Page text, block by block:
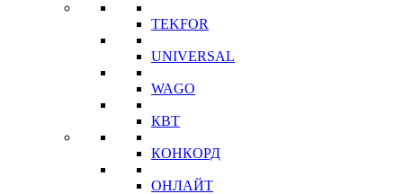
TEKFOR
UNIVERSAL
WAGO
КВТ
КОНКОРД
ОНЛАЙТ